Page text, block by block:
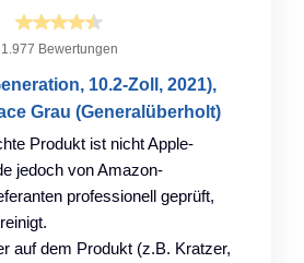
1.977 Bewertungen
10.2-Zoll, 2021),
Grau (Generalüberholt)
Produkt ist nicht Apple-
jedoch von Amazon-
professionell geprüft,
auf dem Produkt (z.B. Kratzer,